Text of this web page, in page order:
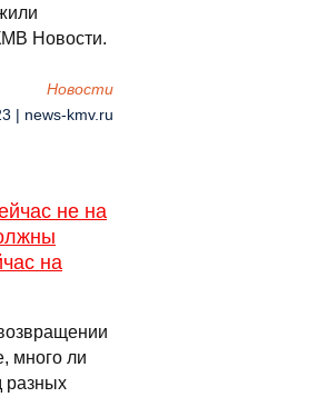
Новости.
Новости
| news-kmv.ru
не на
на
много ли
разных